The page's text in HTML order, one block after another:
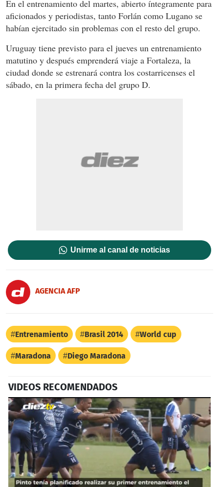
En el entrenamiento del martes, abierto íntegramente para
aficionados y periodistas, tanto Forlán como Lugano se
habían ejercitado sin problemas con el resto del grupo.
Uruguay tiene previsto para el jueves un entrenamiento
matutino y después emprenderá viaje a Fortaleza, la
ciudad donde se estrenará contra los costarricenses el
sábado, en la primera fecha del grupo D.
Unirme al canal de noticias
AGENCIA AFP
Entrenamiento Brasil 2014 World cup
Maradona Diego Maradona
VIDEOS RECOMENDADOS